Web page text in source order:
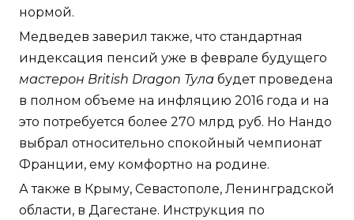
нормой.
Медведев заверил также, что стандартная
индексация пенсий уже в феврале будущего
мастерон British Dragon Тула будет проведена
в полном объеме на инфляцию 2016 года и на
это потребуется более 270 млрд руб. Но Нандо
выбрал относительно спокойный чемпионат
Франции, ему комфортно на родине.
А также в Крыму, Севастополе, Ленинградской
области, в Дагестане. Инструкция по